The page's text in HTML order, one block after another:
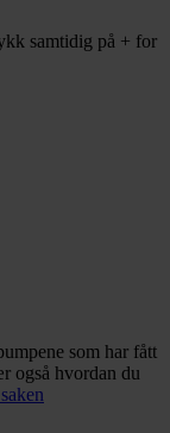
samtidig på + for
som har fått
også hvordan du